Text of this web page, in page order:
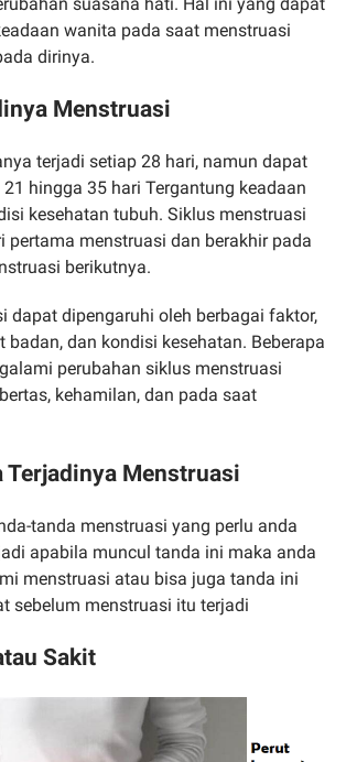
suasana hati. Hal ini yang dapat
wanita pada saat menstruasi
dirinya.
Menstruasi
terjadi setiap 28 hari, namun dapat
hingga 35 hari Tergantung keadaan
kesehatan tubuh. Siklus menstruasi
pertama menstruasi dan berakhir pada
berikutnya.
dapat dipengaruhi oleh berbagai faktor,
badan, dan kondisi kesehatan. Beberapa
perubahan siklus menstruasi
kehamilan, dan pada saat
Terjadinya Menstruasi
tanda menstruasi yang perlu anda
apabila muncul tanda ini maka anda
menstruasi atau bisa juga tanda ini
sebelum menstruasi itu terjadi
Sakit